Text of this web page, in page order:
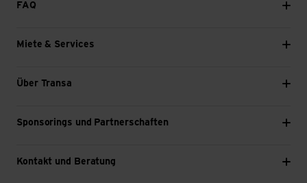
FAQ
Miete & Services
Über Transa
Sponsorings und Partnerschaften
Kontakt und Beratung